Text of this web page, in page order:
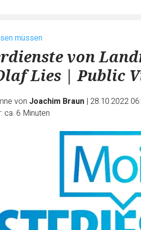
müssen
von
Lies | Public
von Joachim Braun | 28.10.2022
ca. 6 Minuten